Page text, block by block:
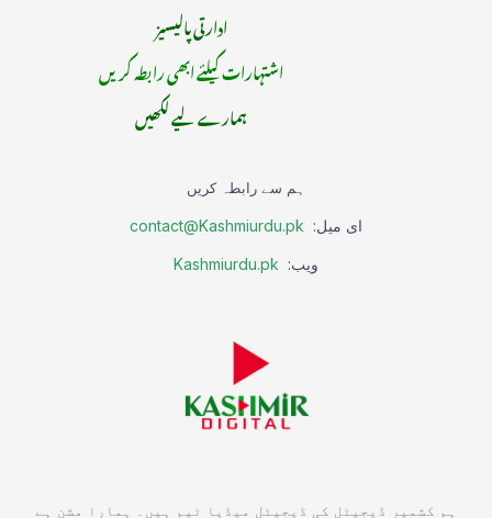
ادارتی پالیسیز
اشتہارات کیلئے ابھی رابطہ کریں
ہمارے لیے لکھیں
ہم سے رابطہ کریں
ای میل: contact@Kashmiurdu.pk
ویب: Kashmiurdu.pk
ہم کشمیر ڈیجیٹل کی ڈیجیٹل میڈیا ٹیم ہیں۔ ہمارا مشن ہے